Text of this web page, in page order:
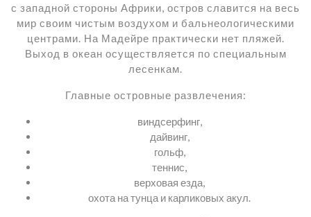
с западной стороны Африки, остров славится на весь
мир своим чистым воздухом и бальнеологическими
центрами. На Мадейре практически нет пляжей.
Выход в океан осуществляется по специальным
лесенкам.
Главные островные развлечения:
виндсерфинг,
дайвинг,
гольф,
теннис,
верховая езда,
охота на тунца и карликовых акул.